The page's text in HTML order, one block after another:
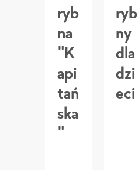
ryb
na
"K
api
tań
ska
"
ryb
ny
dla
dzi
eci